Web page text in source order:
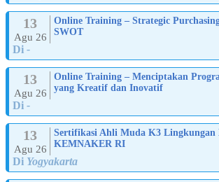
13
Agu 26
Online Training – Strategic
SWOT
Di -
13
Agu 26
Online Training – Menciptakan
yang Kreatif dan Inovatif
Di -
13
Agu 26
Sertifikasi Ahli Muda K3 Lingkungan
KEMNAKER RI
Di Yogyakarta